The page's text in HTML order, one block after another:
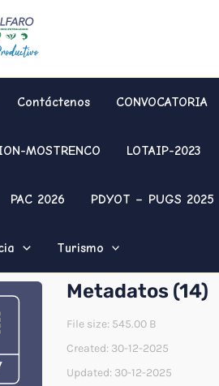
Contáctenos CONVOCATORIA
MOSTRENCO LOTAIP-2023
PAC 2026 PDYOT – PUGS 2025
Turismo
Metadatos (14)
File size: 545.00 B
Created: 30-12-2025
Updated: 30-12-2025